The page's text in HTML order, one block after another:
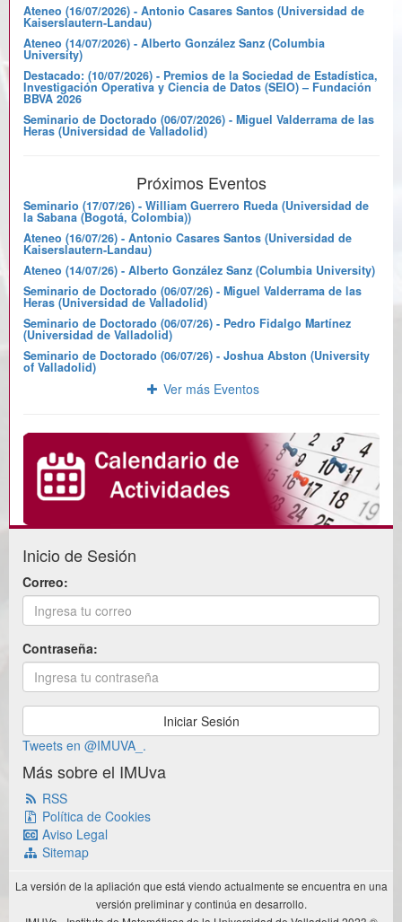
Ateneo (16/07/2026) - Antonio Casares Santos (Universidad de
Kaiserslautern-Landau)
Ateneo (14/07/2026) - Alberto González Sanz (Columbia
University)
Destacado: (10/07/2026) - Premios de la Sociedad de Estadística,
Investigación Operativa y Ciencia de Datos (SEIO) – Fundación
BBVA 2026
Seminario de Doctorado (06/07/2026) - Miguel Valderrama de las
Heras (Universidad de Valladolid)
Próximos Eventos
Seminario (17/07/26) - William Guerrero Rueda (Universidad de
la Sabana (Bogotá, Colombia))
Ateneo (16/07/26) - Antonio Casares Santos (Universidad de
Kaiserslautern-Landau)
Ateneo (14/07/26) - Alberto González Sanz (Columbia University)
Seminario de Doctorado (06/07/26) - Miguel Valderrama de las
Heras (Universidad de Valladolid)
Seminario de Doctorado (06/07/26) - Pedro Fidalgo Martínez
(Universidad de Valladolid)
Seminario de Doctorado (06/07/26) - Joshua Abston (University
of Valladolid)
Ver más Eventos
Inicio de Sesión
Correo:
Contraseña:
Tweets en @IMUVA_.
Más sobre el IMUva
RSS
Política de Cookies
Aviso Legal
Sitemap
La versión de la apliación que está viendo actualmente se encuentra en una
versión preliminar y continúa en desarrollo.